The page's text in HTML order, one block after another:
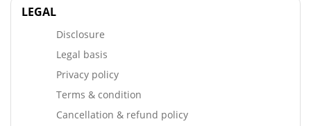
LEGAL
Disclosure
Legal basis
Privacy policy
Terms & condition
Cancellation & refund policy